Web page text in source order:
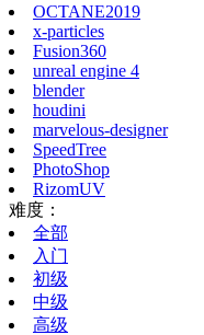
OCTANE2019
x-particles
Fusion360
unreal engine 4
blender
houdini
marvelous-designer
SpeedTree
PhotoShop
RizomUV
难度：
全部
入门
初级
中级
高级